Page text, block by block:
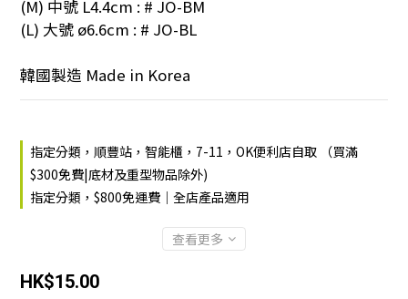
(M) 中號 L4.4cm : # JO-BM
(L) 大號 ø6.6cm : # JO-BL
韓國製造 Made in Korea
指定分類，順豐站，智能櫃，7-11，OK便利店自取 （買滿
$300免費|底材及重型物品除外)
指定分類，$800免運費｜全店產品適用
查看更多
HK$15.00